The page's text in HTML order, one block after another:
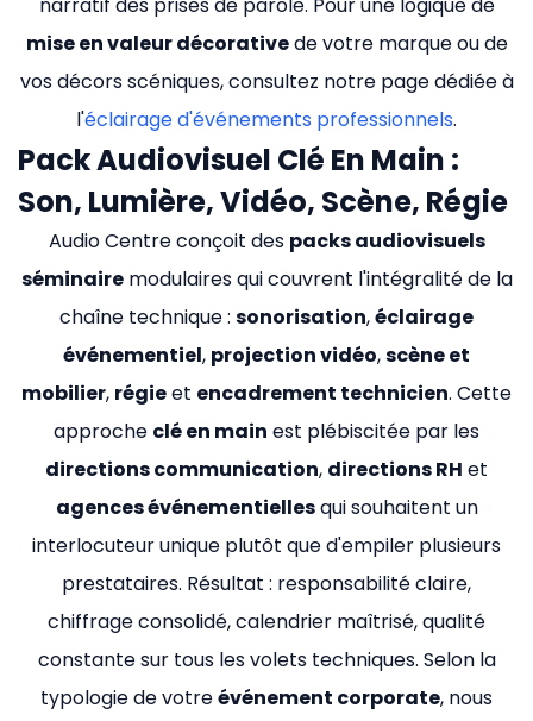
narratif des prises de parole. Pour une logique de
mise en valeur décorativede votre marque ou de
vos décors scéniques, consultez notre page dédiée à
l'éclairage d'événements professionnels.
Pack Audiovisuel Clé En Main :
Son, Lumière, Vidéo, Scène, Régie
Audio Centre conçoit des packs audiovisuels
séminairemodulaires qui couvrent l'intégralité de la
chaîne technique : sonorisation,éclairage
événementiel, projection vidéo,scène et
mobilier, régieet encadrement technicien. Cette
approche clé en main est plébiscitée par les
directions communication, directions RH et
agences événementiellesqui souhaitent un
interlocuteur unique plutôt que d'empiler plusieurs
prestataires. Résultat : responsabilité claire,
chiffrage consolidé, calendrier maîtrisé, qualité
constante sur tous les volets techniques. Selon la
typologie de votreévénement corporate, nous